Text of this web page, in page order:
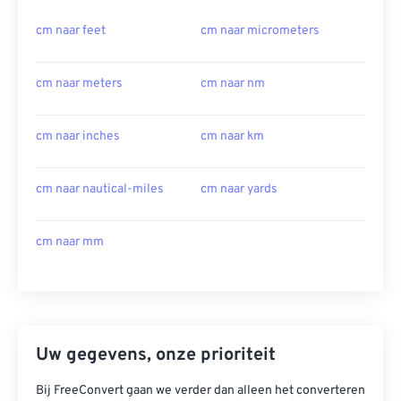
cm naar feet cm naar micrometers
cm naar meters cm naar nm
cm naar inches cm naar km
cm naar nautical-miles cm naar yards
cm naar mm
Uw gegevens, onze prioriteit
Bij FreeConvert gaan we verder dan alleen het converteren